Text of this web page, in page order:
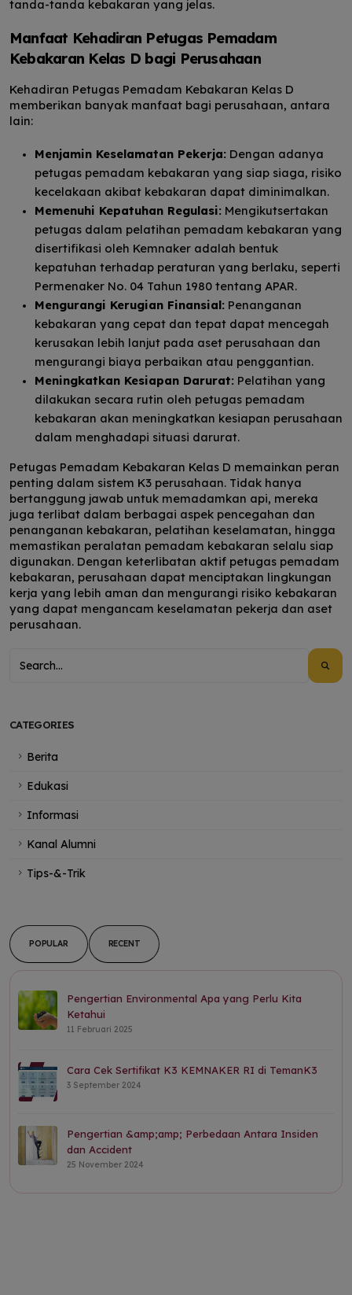
tanda-tanda kebakaran yang jelas.
Manfaat Kehadiran Petugas Pemadam
Kebakaran Kelas D bagi Perusahaan
Kehadiran Petugas Pemadam Kebakaran Kelas D
memberikan banyak manfaat bagi perusahaan, antara
lain:
Menjamin Keselamatan Pekerja: Dengan adanya
petugas pemadam kebakaran yang siap siaga, risiko
kecelakaan akibat kebakaran dapat diminimalkan.
Memenuhi Kepatuhan Regulasi: Mengikutsertakan
petugas dalam pelatihan pemadam kebakaran yang
disertifikasi oleh Kemnaker adalah bentuk
kepatuhan terhadap peraturan yang berlaku, seperti
Permenaker No. 04 Tahun 1980 tentang APAR.
Mengurangi Kerugian Finansial: Penanganan
kebakaran yang cepat dan tepat dapat mencegah
kerusakan lebih lanjut pada aset perusahaan dan
mengurangi biaya perbaikan atau penggantian.
Meningkatkan Kesiapan Darurat: Pelatihan yang
dilakukan secara rutin oleh petugas pemadam
kebakaran akan meningkatkan kesiapan perusahaan
dalam menghadapi situasi darurat.
Petugas Pemadam Kebakaran Kelas D memainkan peran
penting dalam sistem K3 perusahaan. Tidak hanya
bertanggung jawab untuk memadamkan api, mereka
juga terlibat dalam berbagai aspek pencegahan dan
penanganan kebakaran, pelatihan keselamatan, hingga
memastikan peralatan pemadam kebakaran selalu siap
digunakan. Dengan keterlibatan aktif petugas pemadam
kebakaran, perusahaan dapat menciptakan lingkungan
kerja yang lebih aman dan mengurangi risiko kebakaran
yang dapat mengancam keselamatan pekerja dan aset
perusahaan.
CATEGORIES
Berita
Edukasi
Informasi
Kanal Alumni
Tips-&-Trik
POPULAR RECENT
Pengertian Environmental Apa yang Perlu Kita
Ketahui
11 Februari 2025
Cara Cek Sertifikat K3 KEMNAKER RI di TemanK3
3 September 2024
Pengertian &amp;amp; Perbedaan Antara Insiden
dan Accident
25 November 2024